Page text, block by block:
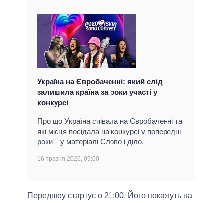
Україна на Євробаченні: який слід
залишила країна за роки участі у
конкурсі
Про що Україна співала на Євробаченні та
які місця посідала на конкурсі у попередні
роки – у матеріалі Слово і діло.
16 травня 2026, 09:00
Передшоу стартує о 21:00. Його покажуть на